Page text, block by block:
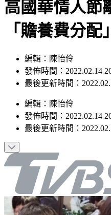
高國華情人節
「贍養費分
編輯：陳怡伶
發佈時間：2022.02.14
編輯：陳怡伶
發佈時間：2022.02.14